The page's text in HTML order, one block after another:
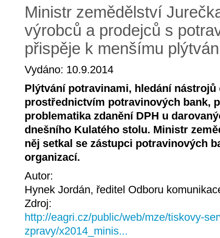
Ministr zemědělství
výrobců a prodejců s
přispěje k menšímu
Vydáno: 10.9.2014
Plýtvání potravinami, hledání
prostřednictvím potravinových bank,
problematika zdanění DPH u
dnešního Kulatého stolu. Ministr
něj setkal se zástupci potravinových
organizací.
Autor:
Hynek Jordán, ředitel Odboru
Zdroj:
http://eagri.cz/public/web/mze/tiskovy-
zpravy/x2014_minis...